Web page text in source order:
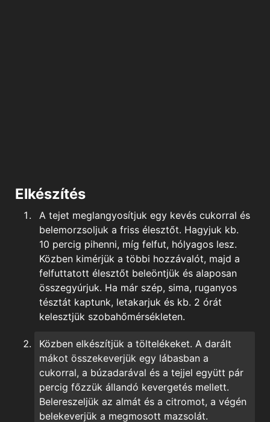
Elkészítés
A tejet meglangyosítjuk egy kevés cukorral és
belemorzsoljuk a friss élesztőt. Hagyjuk kb.
10 percig pihenni, míg felfut, hólyagos lesz.
Közben kimérjük a többi hozzávalót, majd a
felfuttatott élesztőt beleöntjük és alaposan
összegyúrjuk. Ha már szép, sima, ruganyos
tésztát kaptunk, letakarjuk és kb. 2 órát
kelesztjük szobahőmérsékleten.
Közben elkészítjük a töltelékeket. A darált
mákot összekeverjük egy lábasban a
cukorral, a búzadarával és a tejjel együtt pár
percig főzzük állandó kevergetés mellett.
Belereszeljük az almát és a citromot, a végén
belekeverjük a megmosott mazsolát.